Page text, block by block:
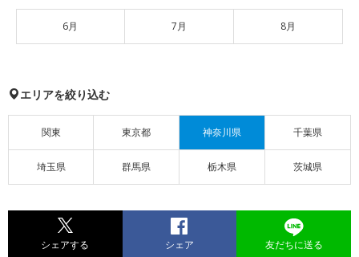
6月 7月 8月
エリアを絞り込む
関東 東京都 神奈川県 千葉県
埼玉県 群馬県 栃木県 茨城県
シェアする シェア 友だちに送る